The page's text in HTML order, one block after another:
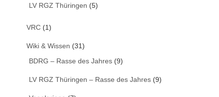
LV RGZ Thüringen (5)
VRC (1)
Wiki & Wissen (31)
BDRG – Rasse des Jahres (9)
LV RGZ Thüringen – Rasse des Jahres (9)